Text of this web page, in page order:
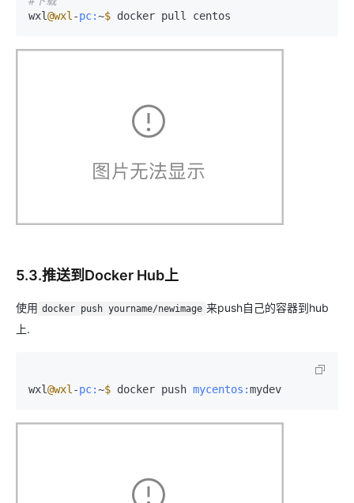
wxl@wxl -pc:~$ docker pull centos
5.3.推送到Docker Hub上
使用 docker push yourname/newimage 来push自己的容器到hub
上.
wxl@wxl -pc:~$ docker push mycentos:mydev